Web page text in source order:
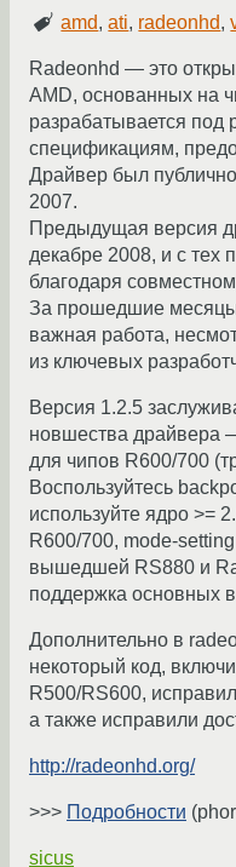
amd,ati, radeonhd,
Radeonhd — это
AMD, основанных на
разрабатывается под
спецификациям,
Драйвер был
2007.
Предыдущая версия
декабре 2008, и с тех
благодаря
За прошедшие
важная работа,
из ключевых
Версия 1.2.5
новшества драйвера
для чипов R600/700
Воспользуйтесь
используйте ядро >=
R600/700, mode-
вышедшей RS880 и
поддержка основных
Дополнительно в
некоторый код,
R500/RS600,
а также исправили
http://radeonhd.org/
>>> Подробности
sicus